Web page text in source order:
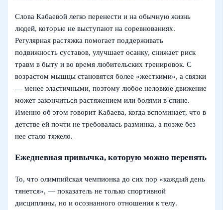
Слова Кабаевой легко перенести и на обычную жизнь
людей, которые не выступают на соревнованиях.
Регулярная растяжка помогает поддерживать
подвижность суставов, улучшает осанку, снижает риск
травм в быту и во время любительских тренировок. С
возрастом мышцы становятся более «жесткими», а связки
— менее эластичными, поэтому любое неловкое движение
может закончиться растяжением или болями в спине.
Именно об этом говорит Кабаева, когда вспоминает, что в
детстве ей почти не требовалась разминка, а позже без
нее стало тяжело.
Ежедневная привычка, которую можно перенять
То, что олимпийская чемпионка до сих пор «каждый день
тянется», — показатель не только спортивной
дисциплины, но и осознанного отношения к телу.